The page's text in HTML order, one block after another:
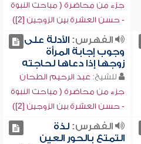
جزء من محاضرة ( مباحث النبوة
- حسن العشرة بين الزوجين [2])
الفهرس:الأدلة على
وجوب إجابة المرأة
زوجها إذا دعاها لحاجته
للشيخ: عبد الرحيم الطحان
جزء من محاضرة ( مباحث النبوة
- حسن العشرة بين الزوجين [2])
الفهرس:لذة
التمتع بالحور العين